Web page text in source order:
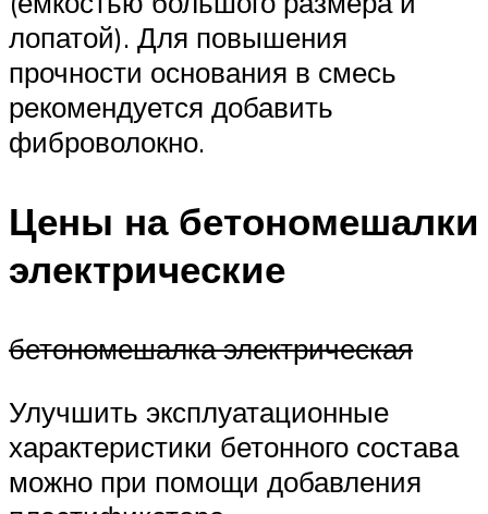
лопатой). Для повышения
прочности основания в смесь
рекомендуется добавить
фиброволокно.
Цены на бетономешалки
электрические
бетономешалка электрическая
Улучшить эксплуатационные
характеристики бетонного состава
можно при помощи добавления